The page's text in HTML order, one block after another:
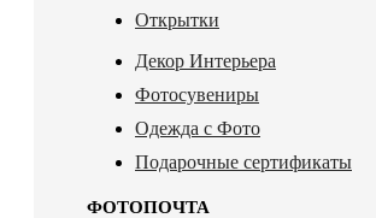
Открытки
Декор Интерьера
Фотосувениры
Одежда с Фото
Подарочные сертификаты
ФОТОПОЧТА